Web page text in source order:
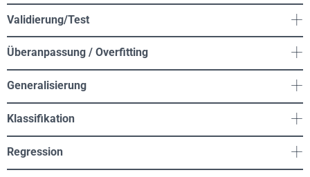
Validierung/Test
Überanpassung / Overfitting
Generalisierung
Klassifikation
Regression